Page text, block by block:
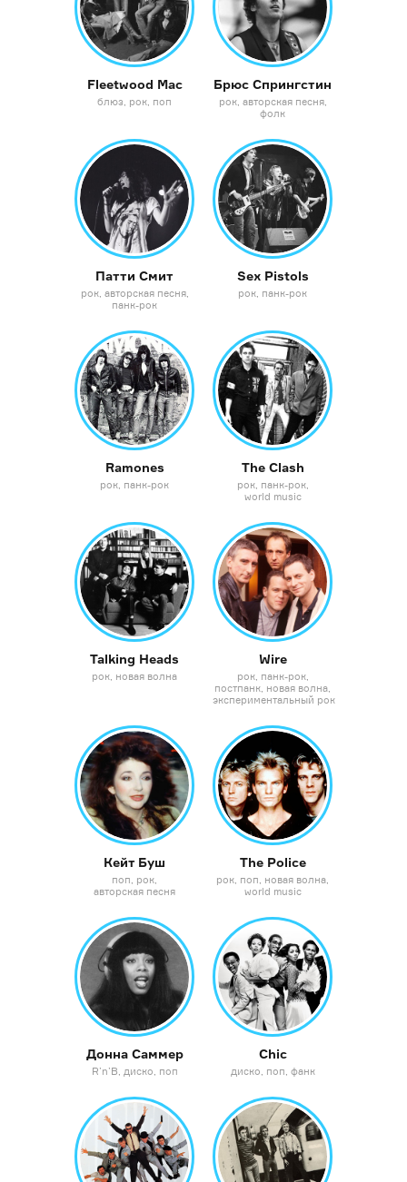
Fleetwood Mac
блюз рок поп
Брюс Спрингстин
рок авторская песня
фолк
Патти Смит
рок авторская песня
панк-рок
Sex Pistols
рок панк-рок
Ramones
рок панк-рок
The Clash
рок панк-рок
world music
Talking Heads
рок новая волна
Wire
рок панк-рок
постпанк новая волна
экспериментальный рок
Кейт Буш
поп рок
авторская песня
The Police
рок поп новая волна
world music
Донна Саммер
R’n’B диско поп
Chic
диско поп фанк